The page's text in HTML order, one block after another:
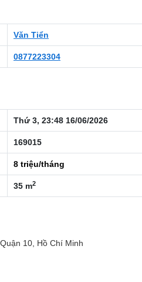
Văn Tiển
0877223304
Thứ 3, 23:48 16/06/2026
169015
8 triệu/tháng
35 m2
10, Hồ Chí Minh